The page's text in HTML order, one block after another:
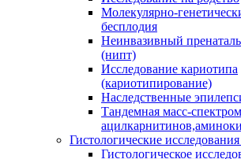
Молекулярно-
бесплодия
Неинвазивный
(нипт)
Исследование кариотипа
(кариотипирование)
Наследственные
Тандемная масс-
Гистологические исследования
Гистологическое